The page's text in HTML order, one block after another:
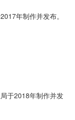
年制作并发布。
于2018年制作并发